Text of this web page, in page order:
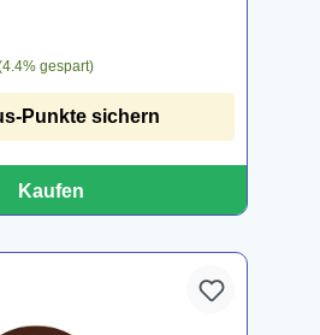
gespart)
Punkte sichern
Kaufen